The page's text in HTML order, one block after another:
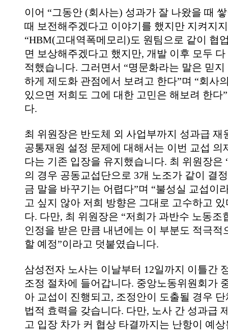
이어 “그동안 (회사는) 성과가 잘 나왔을 때
때 보전해주겠다고 이야기를 했지만 지켜지
“HBM(고대역폭메모리 )도 원팀으로 같이 협
면 보상해주겠다고 했지만, 개발 이후 모두
적했습니다. 그러면서 “명문화라는 말은 믿
하게 제도화 관점에서 보려고 한다”며 “회사
있으면 저희도 그에 대한 고민은 해보려 한다”
다.
최 위원장은 반도체 외 사업부까지 성과급 재
공통재원 설정 문제에 대해서는 이번 교섭 의
다는 기존 입장을 유지했습니다. 최 위원장은
의 경우 공동교섭단으로 3개 노조가 같이 결
금 말을 바꾸기는 어렵다”며 “불성실 교섭이
고 싶지 않아 저희 방향은 그대로 고수하고 있
다. 다만, 최 위원장은 “저희가 과반수 노동조
인정을 받은 만큼 내년에는 이 부분도 적극적
할 예정”이라고 덧붙였습니다.
삼성전자 노사는 이날부터 12일까지 이틀간
조정 절차에 들어갑니다. 중앙노동위원회가
아 교섭이 진행되고, 조정안이 도출될 경우
법적 효력을 갖습니다. 다만, 노사 간 성과급
고 입장 차가 커 협상 타결까지는 난항이 예